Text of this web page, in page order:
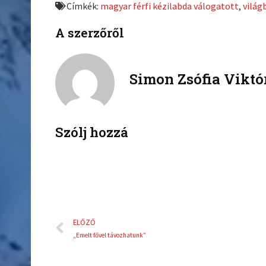
o
f
b
o
t
t
Címkék: magyar férfi kézilabda válogatott,
A szerzőről
Simon Zsófia
Szólj hozzá
Előző
ELŐZŐ
„Emelt fővel távozhatunk”